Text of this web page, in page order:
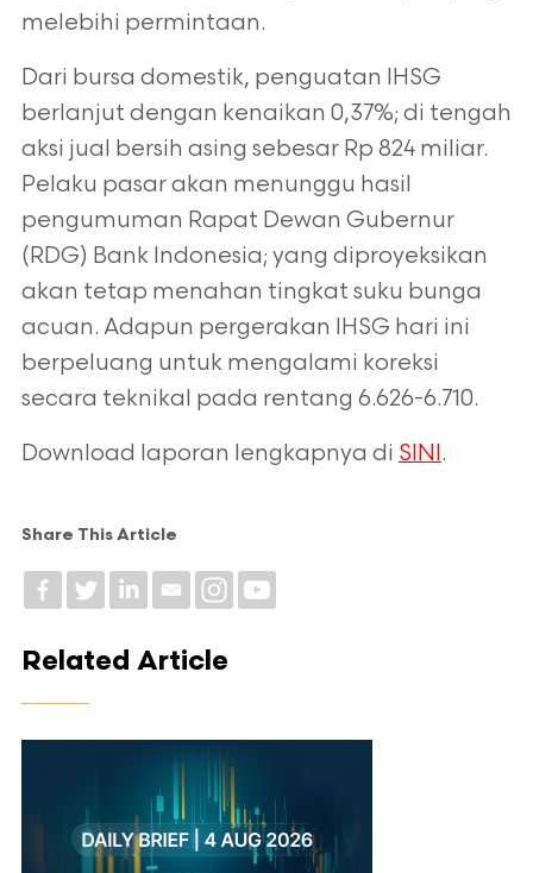
melebihi permintaan.
Dari bursa domestik, penguatan IHSG
berlanjut dengan kenaikan 0,37%; di tengah
aksi jual bersih asing sebesar Rp 824 miliar.
Pelaku pasar akan menunggu hasil
pengumuman Rapat Dewan Gubernur
(RDG) Bank Indonesia; yang diproyeksikan
akan tetap menahan tingkat suku bunga
acuan. Adapun pergerakan IHSG hari ini
berpeluang untuk mengalami koreksi
secara teknikal pada rentang 6.626-6.710.
Download laporan lengkapnya di SINI.
Share This Article
Related Article